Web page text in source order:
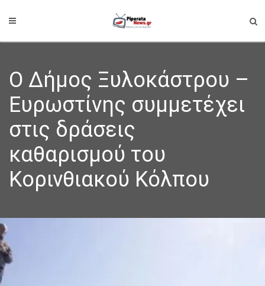
Ο Δήμος Ξυλοκάστρου –
Ευρωστίνης συμμετέχει
στις δράσεις
καθαρισμού του
Κορινθιακού Κόλπου